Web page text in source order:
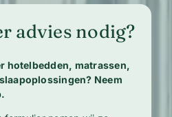
advies nodig?
hotelbedden, matrassen,
Neem